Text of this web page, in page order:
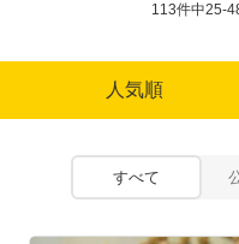
113件中25-
人気順
すべて